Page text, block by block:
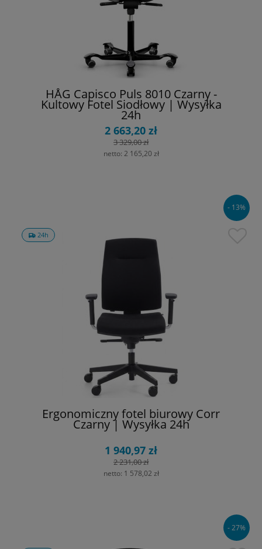
HÅG Capisco Puls 8010 Czarny -
Kultowy Fotel Siodłowy | Wysyłka
24h
2 663,20 zł
3 329,00 zł
netto: 2 165,20 zł
24h
Ergonomiczny fotel biurowy Corr
Czarny | Wysyłka 24h
1 940,97 zł
2 231,00 zł
netto: 1 578,02 zł
- 13%
- 27%